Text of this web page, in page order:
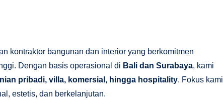
kontraktor bangunan dan interior yang berkomitmen
Dengan basis operasional di Bali dan Surabaya, kami
pribadi, villa, komersial, hingga hospitality. Fokus kami
estetis, dan berkelanjutan.